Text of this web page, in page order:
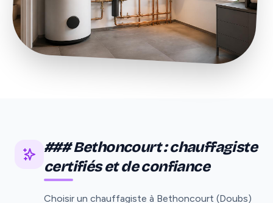
### Bethoncourt : chauffagiste
certifiés et de confiance
Choisir un chauffagiste à Bethoncourt (Doubs)